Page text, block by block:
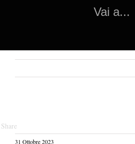
Vai a...
31 Ottobre 2023
Share